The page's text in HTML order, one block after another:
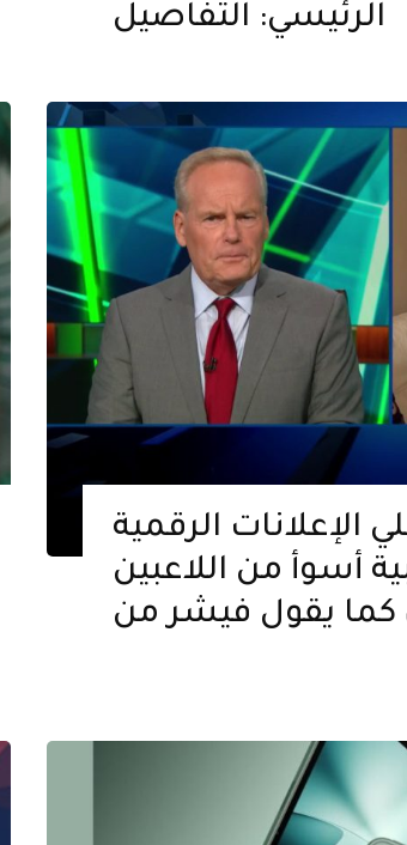
الرئيسي: التفاصيل
الرقمية
أسوأ من اللاعبين